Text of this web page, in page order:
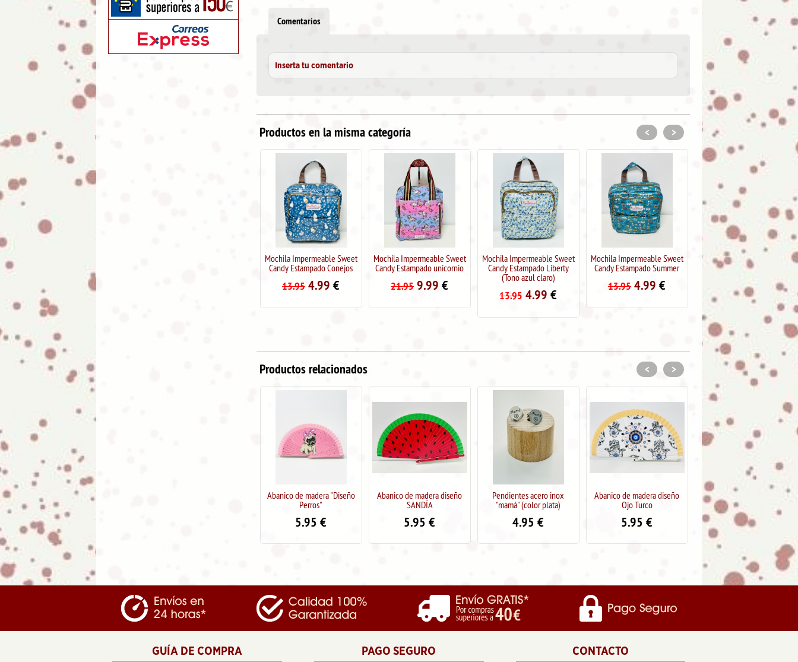
Comentarios
Inserta tu comentario
Productos en la misma categoría
Mochila Impermeable Sweet
Candy Estampado Conejos
13.95 4.99 €
Mochila Impermeable Sweet
Candy Estampado unicornio
21.95 9.99 €
Mochila Impermeable Sweet
Candy Estampado Liberty
(Tono azul claro)
13.95 4.99 €
Mochila Impermeable Sweet
Candy Estampado Summer
13.95 4.99 €
Mochila antirrobo
impermeable Sweet Candy
21.95 9.99
< >
Productos relacionados
Abanico de madera "Diseño
Perros"
5.95 €
Abanico de madera diseño
SANDÍA
5.95 €
Pendientes acero inox
"mamá" (color plata)
4.95 €
Abanico de madera diseño
Ojo Turco
5.95 €
Abanico de madera "Diseño
Perros"
5.95€
< >
GUÍA DE COMPRA PAGO SEGURO CONTACTO